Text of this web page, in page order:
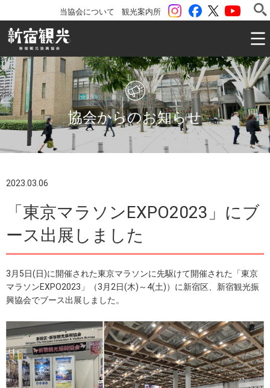
ツイッター
Facebook
instagram
観光案内所
当協会について
一般社団法人 新宿観光振興協会 Shinjuku
協会からのお知らせ
2023.03.06
「東京マラソンEXPO2023」にブ
ース出展しました
3月5日(日)に開催された東京マラソンに先駆けて開催された「東京
マラソンEXPO2023」（3月2日(木)～4(土)）に新宿区、新宿観光振
興協会でブース出展しました。